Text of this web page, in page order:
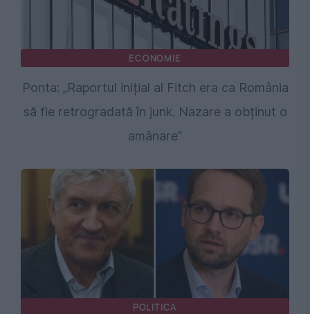
ECONOMIE
Ponta: „Raportul inițial al Fitch era ca România
să fie retrogradată în junk. Nazare a obținut o
amânare”
POLITICA